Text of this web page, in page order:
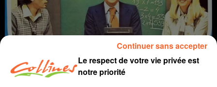
Le respect de votre vie privée est
notre priorité
Continuer sans accepter